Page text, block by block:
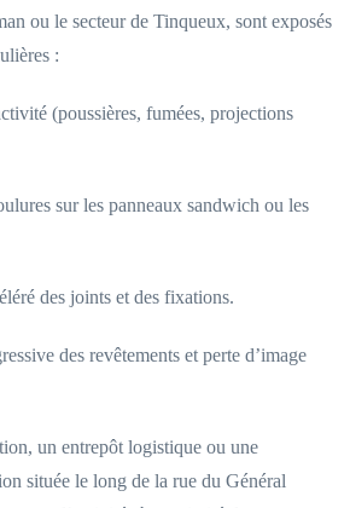
ou le secteur de Tinqueux, sont exposés
:
(poussières, fumées, projections
sur les panneaux sandwich ou les
des joints et des fixations.
des revêtements et perte d’image
un entrepôt logistique ou une
située le long de la rue du Général